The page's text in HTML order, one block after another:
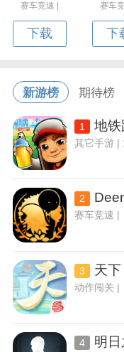
赛车竞速 |
下载
赛车竞
下
新游榜 期待榜
1 地铁跑酷破解
其它手游 |
2
赛车竞速 |
3 天下
动作闯关 |
4 明